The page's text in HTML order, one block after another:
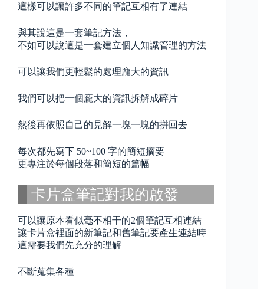
這樣可以讓許多不同的筆記互相有了連結
與其說這是一套筆記方法，
不如可以說這是一套建立個人知識管理的方法
可以讓我們更輕鬆的處理龐大的資訊
我們可以把一個龐大的資訊拆解成碎片
然後再依照自己的見解一塊一塊的拼回去
每次都先寫下 50~100 字的簡短摘要
更專注於每個段落和簡短的篇幅
卡片盒筆記對我的啟發
可以讓原本看似毫不相干的2個筆記互相連結
讓卡片盒裡面的新筆記和舊筆記要產生連結時
這需要我們先充分的理解
不斷蒐集各種